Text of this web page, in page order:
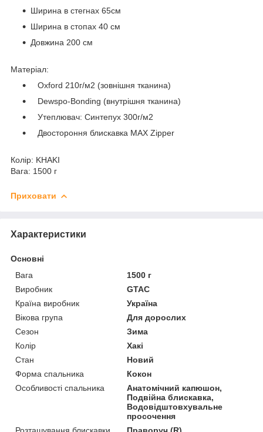
Ширина в стегнах 65см
Ширина в стопах 40 см
Довжина 200 см
Матеріал:
Oxford 210г/м2 (зовнішня тканина)
Dewspo-Bonding (внутрішня тканина)
Утеплювач: Синтепух 300г/м2
Двостороння блискавка MAX Zipper
Колір: KHAKI
Вага: 1500 г
Приховати
Характеристики
Основні
Вага
1500 г
Виробник
GTAC
Країна виробник
Україна
Вікова група
Для дорослих
Сезон
Зима
Колір
Хакі
Стан
Новий
Форма спальника
Кокон
Особливості спальника
Анатомічний капюшон,
Подвійна блискавка,
Водовідштовхувальне
просочення
Розташування блискавки
Праворуч (R)